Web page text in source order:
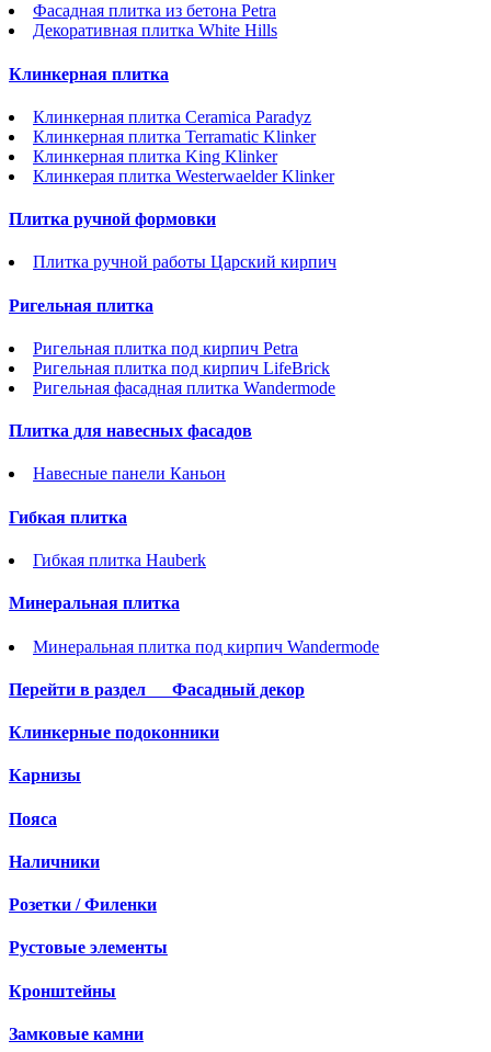
Фасадная плитка из бетона Petra
Декоративная плитка White Hills
Клинкерная плитка
Клинкерная плитка Ceramica Paradyz
Клинкерная плитка Terramatic Klinker
Клинкерная плитка King Klinker
Клинкерая плитка Westerwaelder Klinker
Плитка ручной формовки
Плитка ручной работы Царский кирпич
Ригельная плитка
Ригельная плитка под кирпич Petra
Ригельная плитка под кирпич LifeBrick
Ригельная фасадная плитка Wandermode
Плитка для навесных фасадов
Навесные панели Каньон
Гибкая плитка
Гибкая плитка Hauberk
Минеральная плитка
Минеральная плитка под кирпич Wandermode
Перейти в раздел Фасадный декор
Клинкерные подоконники
Карнизы
Пояса
Наличники
Розетки / Филенки
Рустовые элементы
Кронштейны
Замковые камни